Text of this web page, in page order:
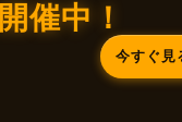
催中！
今すぐ見